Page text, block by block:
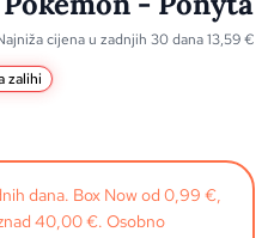
cijena u zadnjih 30 dana13,59€
zalihi
dana. Box Now od 0,99 €,
40,00 €. Osobno